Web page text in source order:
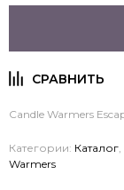
Candle Warmers
Категории: Каталог
Warmers